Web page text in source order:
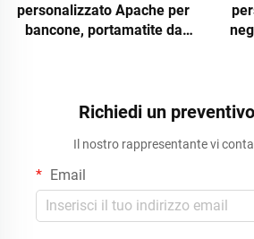
personalizzato Apache per
bancone, portamatite da
Richiedi un
Il nostro rappresentante vi
Email